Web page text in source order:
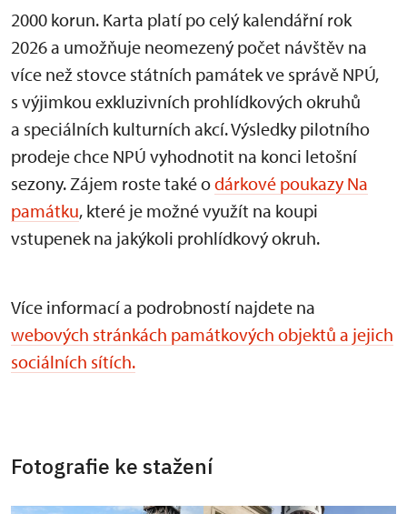
2000 korun. Karta platí po celý kalendářní rok
2026 a umožňuje neomezený počet návštěv na
více než stovce státních památek ve správě NPÚ,
s výjimkou exkluzivních prohlídkových okruhů
a speciálních kulturních akcí. Výsledky pilotního
prodeje chce NPÚ vyhodnotit na konci letošní
sezony. Zájem roste také odárkové poukazy Na
památku, které je možné využít na koupi
vstupenek na jakýkoli prohlídkový okruh.
Více informací a podrobností najdete na
webových stránkách památkových objektů a jejich
sociálních sítích.
Fotografie ke stažení